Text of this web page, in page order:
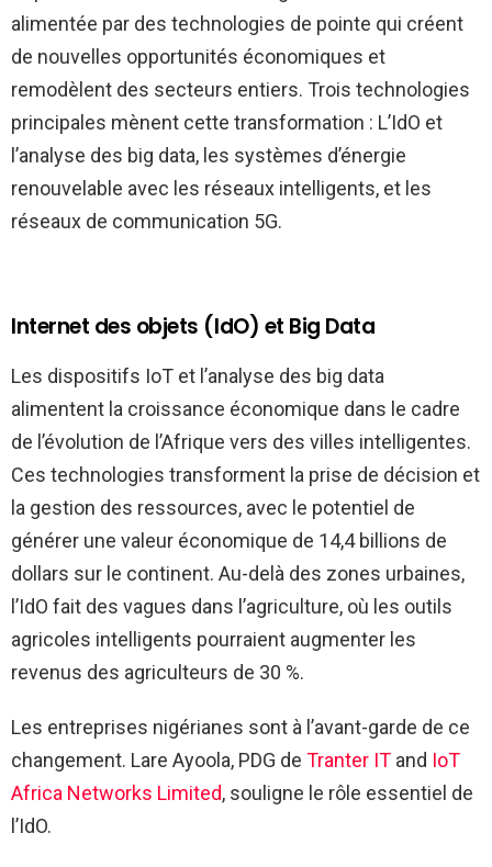
alimentée par des technologies de pointe qui créent
de nouvelles opportunités économiques et
remodèlent des secteurs entiers. Trois technologies
principales mènent cette transformation : L’IdO et
l’analyse des big data, les systèmes d’énergie
renouvelable avec les réseaux intelligents, et les
réseaux de communication 5G.
Internet des objets (IdO) et Big Data
Les dispositifs IoT et l’analyse des big data
alimentent la croissance économique dans le cadre
de l’évolution de l’Afrique vers des villes intelligentes.
Ces technologies transforment la prise de décision et
la gestion des ressources, avec le potentiel de
générer une valeur économique de 14,4 billions de
dollars sur le continent. Au-delà des zones urbaines,
l’IdO fait des vagues dans l’agriculture, où les outils
agricoles intelligents pourraient augmenter les
revenus des agriculteurs de 30 %.
Les entreprises nigérianes sont à l’avant-garde de ce
changement. Lare Ayoola, PDG de Tranter IT and IoT
Africa Networks Limited, souligne le rôle essentiel de
l’IdO.